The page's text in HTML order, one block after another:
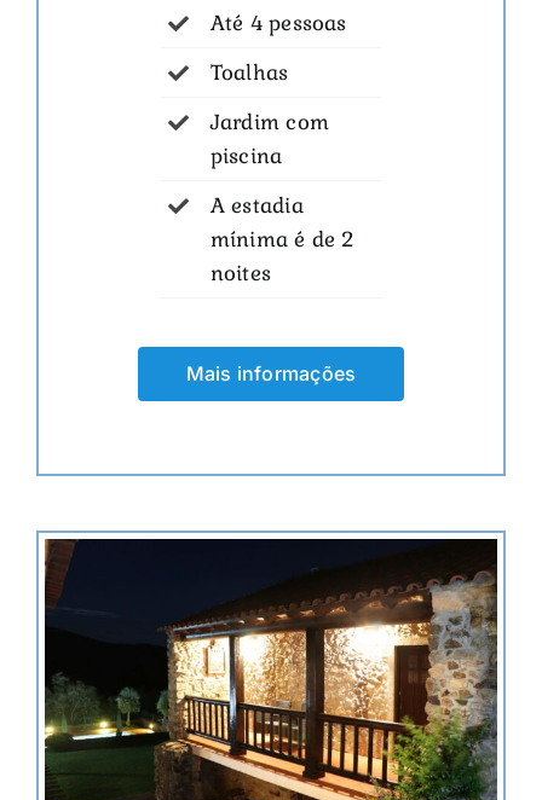
Até 4 pessoas
Toalhas
Jardim com
piscina
A estadia
mínima é de 2
noites
Mais informações